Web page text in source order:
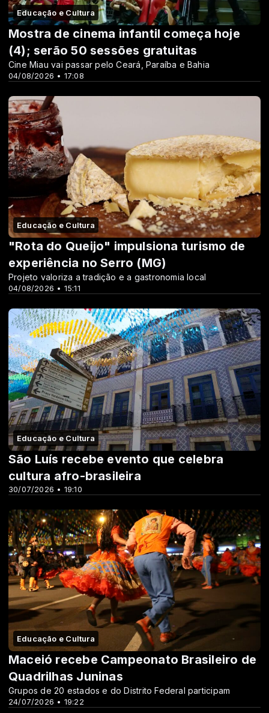
Educação e Cultura
04/08/2026 • 17:08
Mostra de cinema infantil começa hoje
(4); serão 50 sessões gratuitas
Cine Miau vai passar pelo Ceará, Paraíba e Bahia
Educação e Cultura
04/08/2026 • 15:11
"Rota do Queijo" impulsiona turismo de
experiência no Serro (MG)
Projeto valoriza a tradição e a gastronomia local
Educação e Cultura
30/07/2026 • 19:10
São Luís recebe evento que celebra
cultura afro-brasileira
Educação e Cultura
24/07/2026 • 19:22
Maceió recebe Campeonato Brasileiro de
Quadrilhas Juninas
Grupos de 20 estados e do Distrito Federal participam